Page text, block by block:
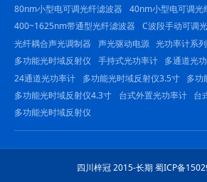
80nm小型电可调光纤滤波器
40nm小型电可调光
400~1625nm带通型光纤滤波器
C波段手动可调
光纤耦合声光调制器
声光驱动电源 光功率计系
多功能光时域反射仪
手持式光功率计 多通道光
24通道光功率计
多功能光时域反射仪3.5寸
多功
多功能光时域反射仪4.3寸
台式外置光功率计
台
多功能光时域反射仪
四川梓冠 2015-长期 蜀ICP备